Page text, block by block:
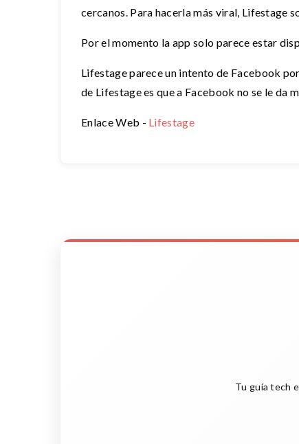
cercanos. Para hacerla más viral, Lifestage
Por el momento la app solo parece estar
Lifestage parece un intento de Facebook
de Lifestage es que a Facebook no se le da
Enlace Web - Lifestage
Tu guía tech